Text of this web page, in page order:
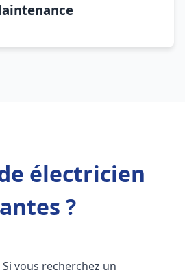
électricien
?
Si vous recherchez un